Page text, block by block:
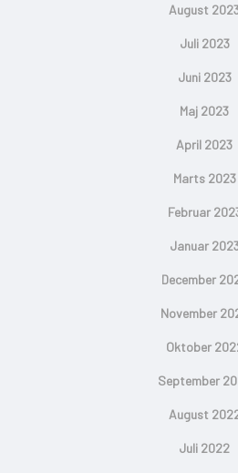
August
Juli 2023
Juni 2023
Maj 2023
April 2023
Marts 2023
Februar
Januar
December
November
Oktober
September
August
Juli 2022